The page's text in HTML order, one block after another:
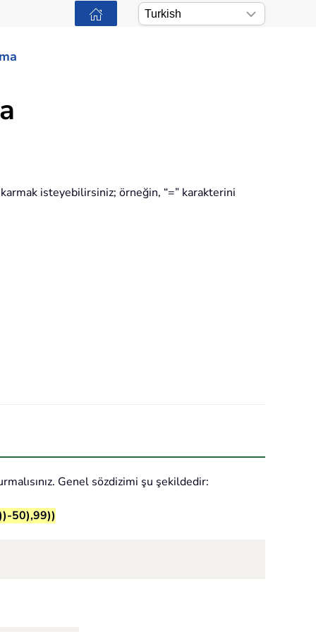
isteyebilirsiniz; örneğin, “=” karakterini
Genel sözdizimi şu şekildedir:
50),99))